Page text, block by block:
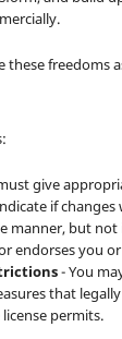
these freedoms
give
if changes
manner, but
endorses you
- You
that
permits.